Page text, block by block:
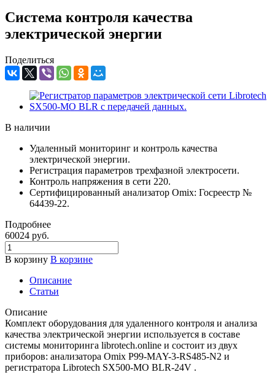
Система контроля качества
электрической энергии
Поделиться
В наличии
Удаленный мониторинг и контроль качества
электрической энергии.
Регистрация параметров трехфазной электросети.
Контроль напряжения в сети 220.
Сертифицированный анализатор Omix: Госреестр №
64439-22.
Подробнее
60024 руб.
В корзину В корзине
Описание
Статьи
Описание
Комплект оборудования для удаленного контроля и анализа
качества электрической энергии используется в составе
системы мониторинга librotech.online и состоит из двух
приборов: анализатора Omix P99-MAY-3-RS485-N2 и
регистратора Librotech SX500-MO BLR-24V .